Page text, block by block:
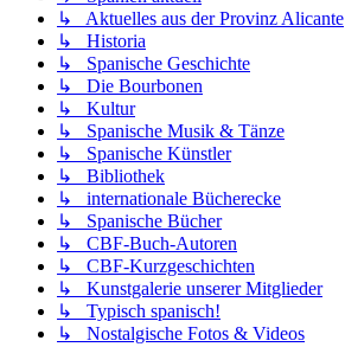
↳ Aktuelles aus der Provinz Alicante
↳ Historia
↳ Spanische Geschichte
↳ Die Bourbonen
↳ Kultur
↳ Spanische Musik & Tänze
↳ Spanische Künstler
↳ Bibliothek
↳ internationale Bücherecke
↳ Spanische Bücher
↳ CBF-Buch-Autoren
↳ CBF-Kurzgeschichten
↳ Kunstgalerie unserer Mitglieder
↳ Typisch spanisch!
↳ Nostalgische Fotos & Videos